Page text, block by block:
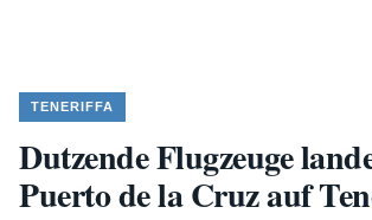
TENERIFFA
Dutzende Flugzeuge
Puerto de la Cruz auf